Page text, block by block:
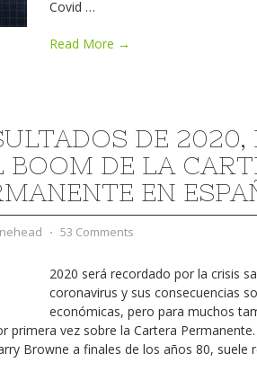
Covid …
Read More →
DE 2020,
BOOM DE LA
EN
⋅ 53 Comments
2020 será recordado por la crisis
coronavirus y sus consecuencias
económicas, pero para muchos
primera vez sobre la Cartera
Browne a finales de los años 80, suele